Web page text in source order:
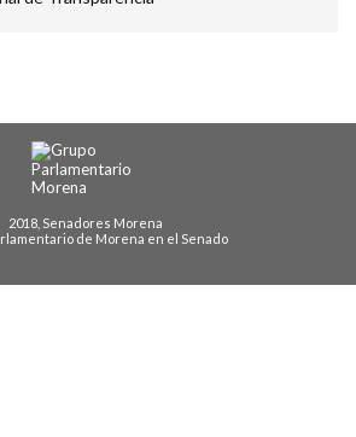
2018, Senadores Morena
de Morena en el Senado